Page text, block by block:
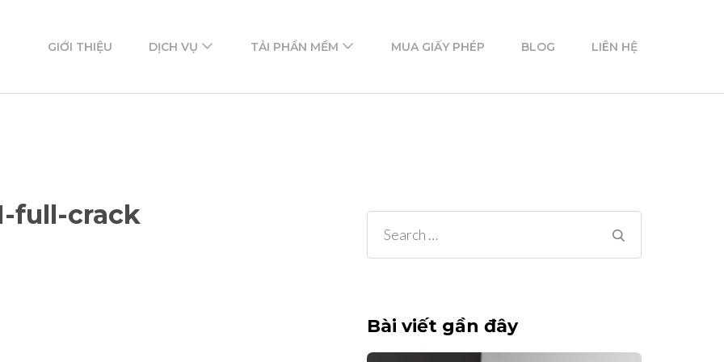
GIỚI THIỆU DỊCH VỤ TẢI PHẦN MỀM MUA GIẤY PHÉP BLOG LIÊN HỆ
full-crack
Search
for:
Bài viết gần đây